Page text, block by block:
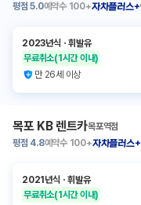
평점 5.0예약수 100+자차플러스+
2023년식 ㆍ휘발유
무료취소(1시간 이내)
만 26세 이상
목포 KB 렌트카목포역점
평점 4.8예약수 100+자차플러스+
2021년식 ㆍ휘발유
무료취소(1시간 이내)